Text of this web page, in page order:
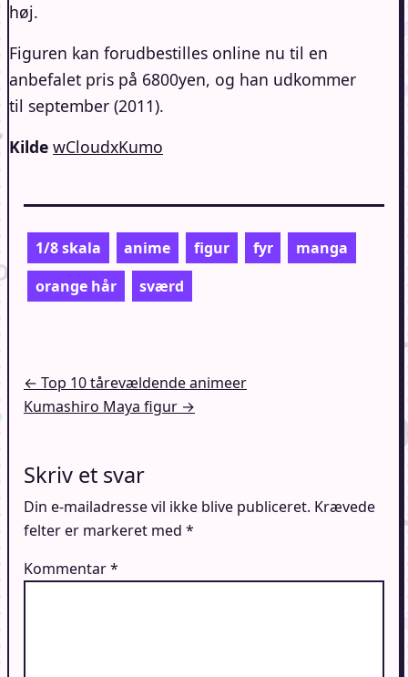
høj.
Figuren kan forudbestilles online nu til en
anbefalet pris på 6800yen, og han udkommer
til september (2011).
Kilde wCloudxKumo
1/8 skala anime figur fyr
manga
orange hår
sværd
Indlægsnavigation
← Top 10 tårevældende animeer
Kumashiro Maya figur →
Skriv et svar
Din e-mailadresse vil ikke blive publiceret. Krævede
felter er markeret med *
Kommentar*